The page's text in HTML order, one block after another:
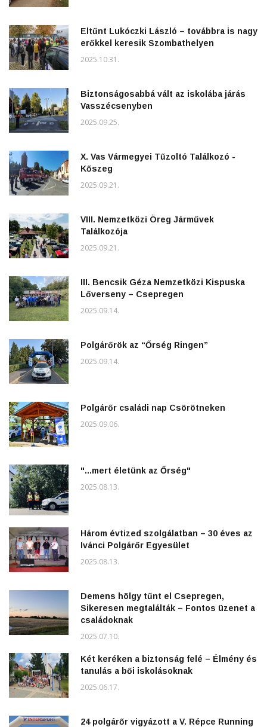
Eltűnt Lukóczki László – továbbra is nagy
erőkkel keresik Szombathelyen
2025.10.31.
Biztonságosabbá vált az iskolába járás
Vasszécsenyben
2025.09.25.
X. Vas Vármegyei Tűzoltó Találkozó -
Kőszeg
2025.09.21.
VIII. Nemzetközi Öreg Járművek
Találkozója
2025.09.21.
III. Bencsik Géza Nemzetközi Kispuska
Lőverseny – Csepregen
2025.09.14.
Polgárőrök az “Őrség Ringen”
2025.09.14.
Polgárőr családi nap Csörötneken
2025.09.06.
"...mert életünk az Őrség"
2025.08.13.
Három évtized szolgálatban – 30 éves az
Ivánci Polgárőr Egyesület
2025.08.13.
Demens hölgy tűnt el Csepregen,
Sikeresen megtalálták – Fontos üzenet a
családoknak
2025.07.10.
Két keréken a biztonság felé – Élmény és
tanulás a bői iskolásoknak
2025.06.17.
24 polgárőr vigyázott a V. Répce Running